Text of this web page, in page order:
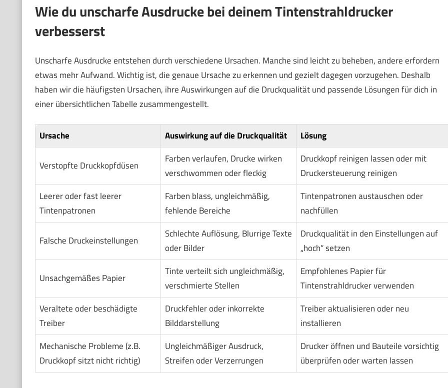
Wie du unscharfe Ausdrucke bei deinem Tintenstrahldrucker
verbesserst
Unscharfe Ausdrucke entstehen durch verschiedene Ursachen. Manche sind leicht zu beheben, andere erfordern
etwas mehr Aufwand. Wichtig ist, die genaue Ursache zu erkennen und gezielt dagegen vorzugehen. Deshalb
haben wir die häufigsten Ursachen, ihre Auswirkungen auf die Druckqualität und passende Lösungen für dich in
einer übersichtlichen Tabelle zusammengestellt.
Ursache Auswirkung auf die Druckqualität Lösung
Verstopfte Druckkopfdüsen
Farben verlaufen, Drucke wirken
verschwommen oder fleckig
Druckkopf reinigen lassen oder mit
Druckersteuerung reinigen
Leerer oder fast leerer
Tintenpatronen
Farben blass, ungleichmäßig,
fehlende Bereiche
Tintenpatronen austauschen oder
nachfüllen
Falsche Druckeinstellungen
Schlechte Auflösung, Blurrige Texte
oder Bilder
Druckqualität in den Einstellungen auf
„hoch“ setzen
Unsachgemäßes Papier
Tinte verteilt sich ungleichmäßig,
verschmierte Stellen
Empfohlenes Papier für
Tintenstrahldrucker verwenden
Veraltete oder beschädigte
Treiber
Druckfehler oder inkorrekte
Bilddarstellung
Treiber aktualisieren oder neu
installieren
Mechanische Probleme (z.B.
Druckkopf sitzt nicht richtig)
Ungleichmäßiger Ausdruck,
Streifen oder Verzerrungen
Drucker öffnen und Bauteile vorsichtig
überprüfen oder warten lassen